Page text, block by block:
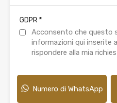
GDPR *
Acconsento che questo
informazioni qui inserite
rispondere alla mia
Numero di WhatsApp